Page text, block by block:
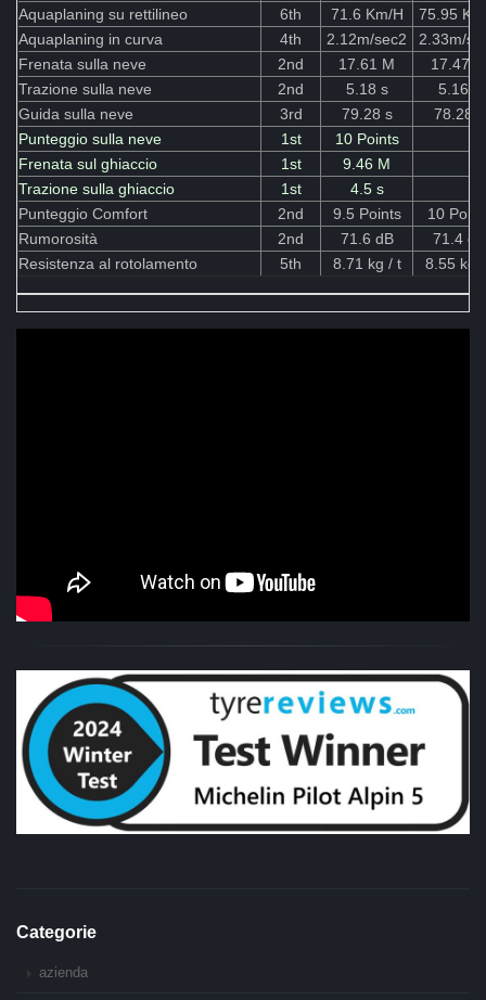
Aquaplaning su rettilineo
6th 71.6 Km/H
75.95
Aquaplaning in curva
4th 2.12m/sec2
2.33m/
Frenata sulla neve
2nd 17.61 M
17.47 M
Trazione sulla neve
2nd 5.18 s
5.16 s
Guida sulla neve
3rd 79.28 s
78.28 s
Punteggio sulla neve
1st
10 Points
Frenata sul ghiaccio
1st
9.46 M
Trazione sulla ghiaccio
1st
4.5 s
Punteggio Comfort
2nd 9.5 Points
10
Rumorosità
2nd 71.6 dB
71.4 dB
Resistenza al rotolamento
5th 8.71 kg / t 8.55 kg
Categorie
azienda